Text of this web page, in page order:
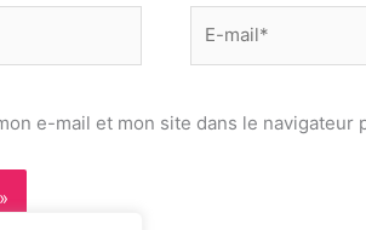
mail*
e-mail et mon site dans le navigateur